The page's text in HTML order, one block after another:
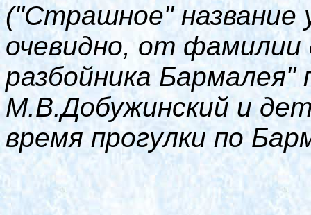
("Страшное" название
очевидно, от фамилии
разбойника Бармалея"
М.В.Добужинский и
время прогулки по